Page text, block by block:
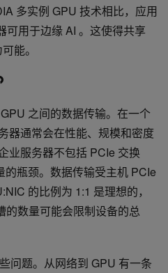
多实例 GPU 技术相比，应用
可用于边缘 AI 。这使得共享
能。
之间的数据传输。在一个
器通常会在性能、规模和密度
业服务器不包括 PCIe 交换
瓶颈。数据传输受主机 PCIe
的比例为 1:1 是理想的，
的数量可能会限制设备的总
问题。从网络到 GPU 有一条